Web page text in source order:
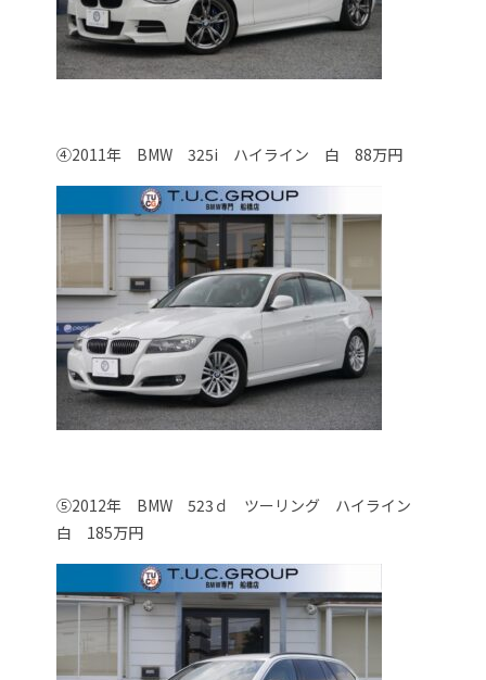
④2011年 BMW 325i ハイライン 白 88万円
⑤2012年 BMW 523ｄ ツーリング ハイライン
白 185万円